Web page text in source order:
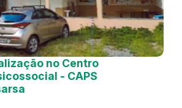
no Centro
- CAPS